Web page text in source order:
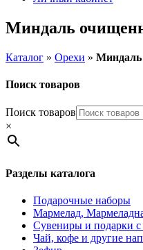
Миндаль
Каталог » Орехи »
Поиск товаров
Поиск товаров
×
Разделы каталога
Подарочные наборы
Мармелад,
Сувениры и подарки
Чай, кофе и другие